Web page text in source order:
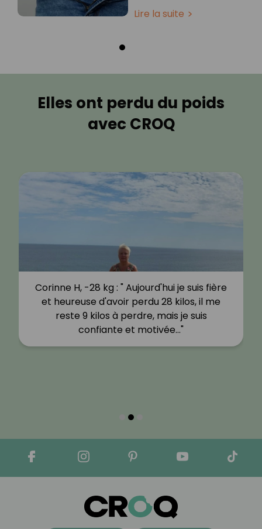
Lire la suite
Elles ont perdu du poids
avec CROQ
Corinne H, -28 kg : " Aujourd'hui je suis fière
et heureuse d'avoir perdu 28 kilos, il me
reste 9 kilos à perdre, mais je suis
confiante et motivée…"